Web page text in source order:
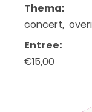
Thema:
concert,
Entree:
€15,00